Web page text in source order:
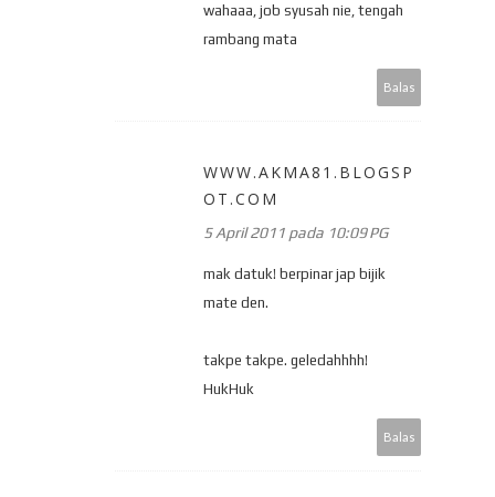
wahaaa, job syusah nie, tengah
rambang mata
Balas
WWW.AKMA81.BLOGSP
OT.COM
5 April 2011 pada 10:09 PG
mak datuk! berpinar jap bijik
mate den.
takpe takpe. geledahhhh!
HukHuk
Balas